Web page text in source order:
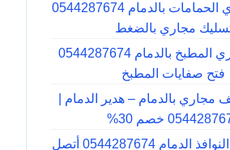
تسليك مجاري الحمامات بالدمام 0544287674
مجاري بالضغط
تسليك مجاري المطبخ بالدمام 0544287674
فتح صفايات المطبخ
مجاري بالدمام – هدير الدمام |
خصم 30%
تركيب شبك النوافذ الدمام 0544287674 أتصل